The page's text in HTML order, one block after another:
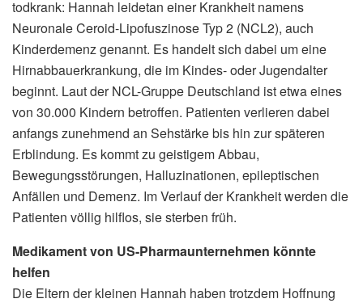
todkrank: Hannah leidetan einer Krankheit namens
Neuronale Ceroid-Lipofuszinose Typ 2 (NCL2), auch
Kinderdemenz genannt. Es handelt sich dabei um eine
Hirnabbauerkrankung, die im Kindes- oder Jugendalter
beginnt. Laut der NCL-Gruppe Deutschland ist etwa eines
von 30.000 Kindern betroffen. Patienten verlieren dabei
anfangs zunehmend an Sehstärke bis hin zur späteren
Erblindung. Es kommt zu geistigem Abbau,
Bewegungsstörungen, Halluzinationen, epileptischen
Anfällen und Demenz. Im Verlauf der Krankheit werden die
Patienten völlig hilflos, sie sterben früh.
Medikament von US-Pharmaunternehmen könnte
helfen
Die Eltern der kleinen Hannah haben trotzdem Hoffnung